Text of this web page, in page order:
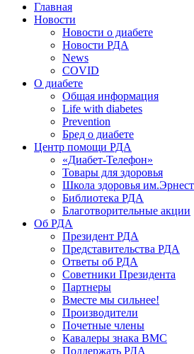
Главная
Новости
Новости о диабете
Новости РДА
News
COVID
О диабете
Общая информация
Life with diabetes
Prevention
Бред о диабете
Центр помощи РДА
«Диабет-Телефон»
Товары для здоровья
Школа здоровья
Библиотека РДА
Благотворительные акции
Об РДА
Президент РДА
Представительства РДА
Ответы об РДА
Советники Президента
Партнеры
Вместе мы сильнее!
Производители
Почетные члены
Кавалеры знака ВМС
Поддержать РДА